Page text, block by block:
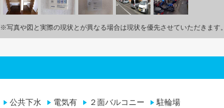
※写真や図と実際の現状とが異なる場合は現状を優先させていただきます。
公共下水 電気有 ２面バルコニー
駐輪場